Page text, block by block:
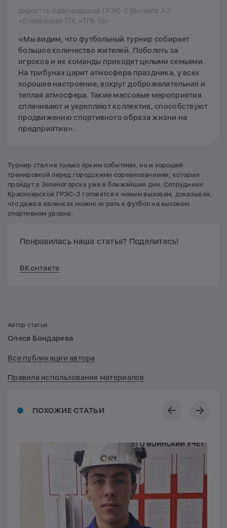
директор Красноярской ГРЭС-2 филиала АО
«Енисейская ТГК «ТГК-13»
«Мы видим, что футбольный турнир собирает
большое количество жителей. Поболеть за
игроков и их команды приходят целыми семьями.
На трибунах царит атмосфера праздника, у всех
хорошее настроение, вокруг доброжелательная и
теплая атмосфера. Такие массовые мероприятия
сплачивают и укрепляют коллектив, способствуют
продвижению спортивного образа жизни на
предприятии».
Турнир стал не только ярким событием, но и хорошей
тренировкой перед городскими соревнованиями, которые
пройдут в Зеленогорске уже в ближайшие дни. Сотрудники
Красноярской ГРЭС-2 готовятся к новым вызовам, доказывая,
что даже в валенках можно играть в футбол на высоком
спортивном уровне.
Понравилась наша статья? Поделитесь!
ВКонтакте
ПОХОЖИЕ СТАТЬИ
Автор статьи:
Олеся Бондарева
Все публикации автора
Правила использования материалов